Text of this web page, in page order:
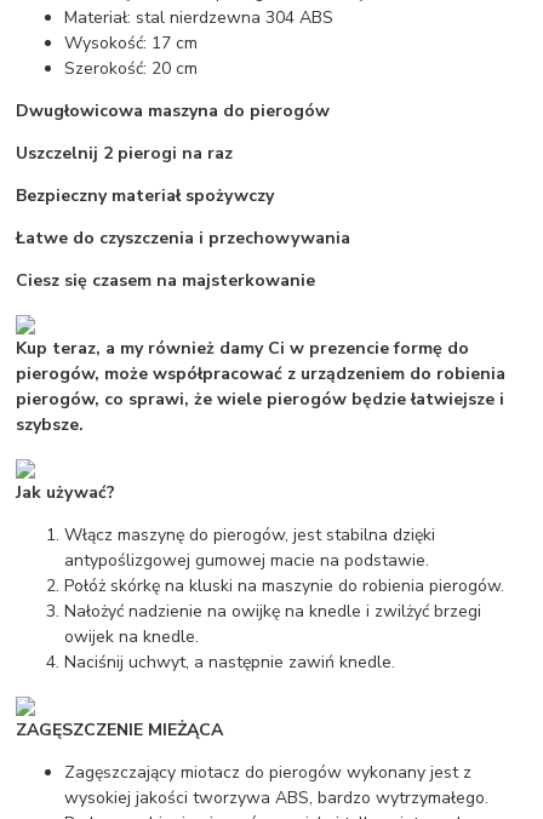
Materiał: stal nierdzewna 304 ABS
Wysokość: 17 cm
Szerokość: 20 cm
Dwugłowicowa maszyna do pierogów
Uszczelnij 2 pierogi na raz
Bezpieczny materiał spożywczy
Łatwe do czyszczenia i przechowywania
Ciesz się czasem na majsterkowanie
Kup teraz, a my również damy Ci w prezencie formę do
pierogów, może współpracować z urządzeniem do robienia
pierogów, co sprawi, że wiele pierogów będzie łatwiejsze i
szybsze.
Jak używać?
Włącz maszynę do pierogów, jest stabilna dzięki
antypoślizgowej gumowej macie na podstawie.
Połóż skórkę na kluski na maszynie do robienia pierogów.
Nałożyć nadzienie na owijkę na knedle i zwilżyć brzegi
owijek na knedle.
Naciśnij uchwyt, a następnie zawiń knedle.
ZAGĘSZCZENIE MIEŻĄCA
Zagęszczający miotacz do pierogów wykonany jest z
wysokiej jakości tworzywa ABS, bardzo wytrzymałego.